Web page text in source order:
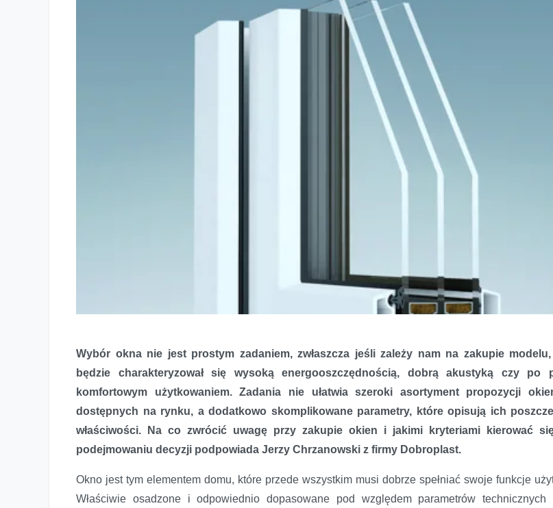
Wybór okna nie jest prostym zadaniem, zwłaszcza jeśli zależy nam na zakupie
będzie charakteryzował się wysoką energooszczędnością, dobrą akustyką czy po
komfortowym użytkowaniem. Zadania nie ułatwia szeroki asortyment propozycji
dostępnych na rynku, a dodatkowo skomplikowane parametry, które opisują ich
właściwości. Na co zwrócić uwagę przy zakupie okien i jakimi kryteriami kierować
podejmowaniu decyzji podpowiada Jerzy Chrzanowski z firmy Dobroplast.
Okno jest tym elementem domu, które przede wszystkim musi dobrze spełniać swoje funkcje
Właściwie osadzone i odpowiednio dopasowane pod względem parametrów technicznych